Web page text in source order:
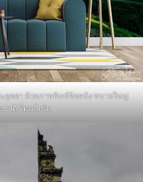
ดุดตา ด้วยภาพพิมพ์ติดผนัง ขนาดใหญ่
ชาติ โทนสีเข้ม